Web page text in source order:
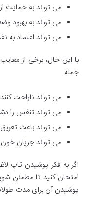
می تواند به حمایت
می تواند به بهبود
می تواند اعتماد به
با این حال، برخی از
جمله:
می تواند ناراحت
می تواند تنفس را
می تواند باعث
می تواند جریان خون
اگر به فکر پوشیدن تاپ
امتحان کنید تا مطمئن
پوشیدن آن برای مدت